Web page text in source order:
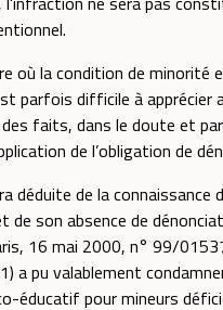
où la condition de minorité
parfois difficile à apprécier
faits, dans le doute et
de l’obligation de
déduite de la connaissance
son absence de
16 mai 2000, n° 99/
a pu valablement
éducatif pour mineurs